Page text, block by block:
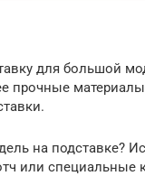
для большой
прочные материалы
на подставке?
или специальные